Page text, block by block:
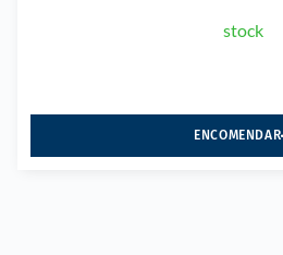
stock
ENCOMENDAR